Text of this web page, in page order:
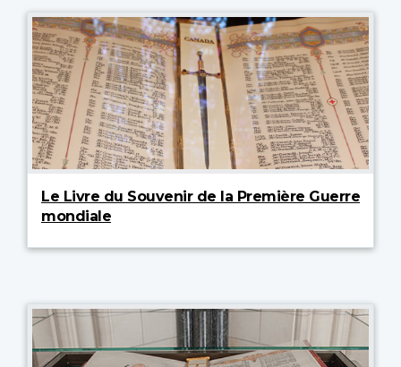
Le Livre du Souvenir de la Première Guerre
mondiale